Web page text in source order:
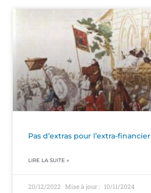
Pas d’extras pour l’extra-financier
LIRE LA SUITE »
20/12/2022 10/11/2024